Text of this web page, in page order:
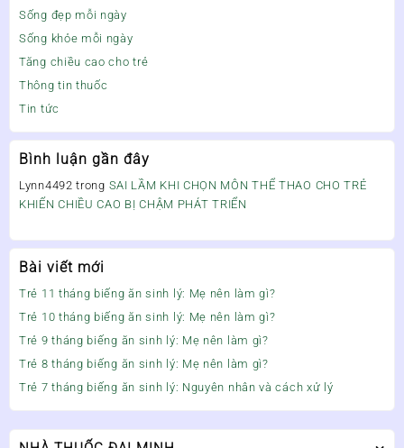
Sống đẹp mỗi ngày
Sống khỏe mỗi ngày
Tăng chiều cao cho trẻ
Thông tin thuốc
Tin tức
Bình luận gần đây
Lynn4492 trong SAI LẦM KHI CHỌN MÔN THỂ THAO CHO TRẺ
KHIẾN CHIỀU CAO BỊ CHẬM PHÁT TRIỂN
Bài viết mới
Trẻ 11 tháng biếng ăn sinh lý: Mẹ nên làm gì?
Trẻ 10 tháng biếng ăn sinh lý: Mẹ nên làm gì?
Trẻ 9 tháng biếng ăn sinh lý: Mẹ nên làm gì?
Trẻ 8 tháng biếng ăn sinh lý: Mẹ nên làm gì?
Trẻ 7 tháng biếng ăn sinh lý: Nguyên nhân và cách xử lý